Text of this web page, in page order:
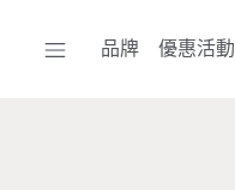
品牌 優惠活動